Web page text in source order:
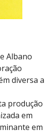
Albano
diversa a
produção
em
em